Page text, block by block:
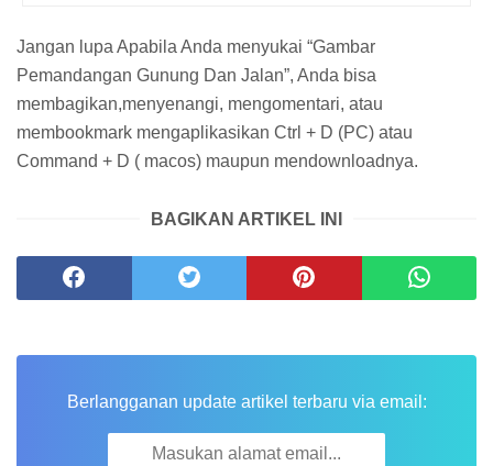
Jangan lupa Apabila Anda menyukai “Gambar
Pemandangan Gunung Dan Jalan”, Anda bisa
membagikan,menyenangi, mengomentari, atau
membookmark mengaplikasikan Ctrl + D (PC) atau
Command + D ( macos) maupun mendownloadnya.
BAGIKAN ARTIKEL INI
Berlangganan update artikel terbaru via email: